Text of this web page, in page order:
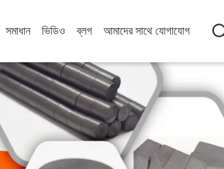
সমাধান ভিডিও ব্লগ আমাদের সাথে যোগাযোগ